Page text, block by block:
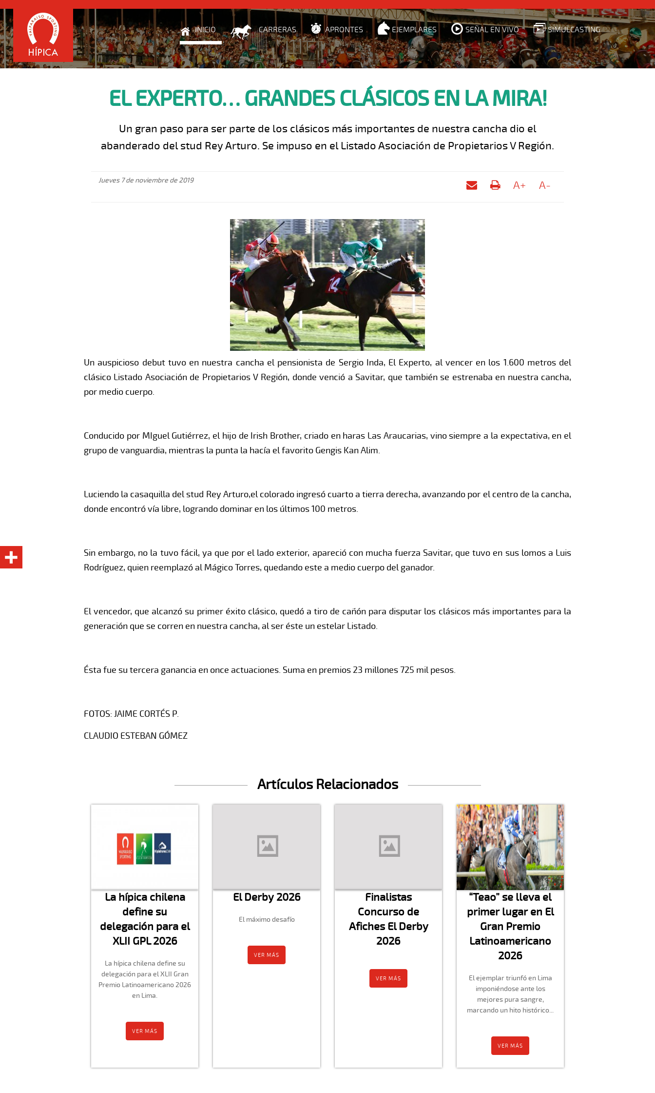
INICIO CARRERAS APRONTES EJEMPLARES SEÑAL EN VIVO SIMULCASTING
EL EXPERTO… GRANDES CLÁSICOS EN LA MIRA!
Un gran paso para ser parte de los clásicos más importantes de nuestra cancha dio el
abanderado del stud Rey Arturo. Se impuso en el Listado Asociación de Propietarios V Región.
Jueves 7 de noviembre de 2019 A+ A-
Un auspicioso debut tuvo en nuestra cancha el pensionista de Sergio Inda, El Experto, al vencer en los 1.600 metros del
clásico Listado Asociación de Propietarios V Región, donde venció a Savitar, que también se estrenaba en nuestra cancha,
por medio cuerpo.
Conducido por MIguel Gutiérrez, el hijo de Irish Brother, criado en haras Las Araucarias, vino siempre a la expectativa, en el
grupo de vanguardia, mientras la punta la hacía el favorito Gengis Kan Alim.
Luciendo la casaquilla del stud Rey Arturo,el colorado ingresó cuarto a tierra derecha, avanzando por el centro de la cancha,
donde encontró vía libre, logrando dominar en los últimos 100 metros.
Sin embargo, no la tuvo fácil, ya que por el lado exterior, apareció con mucha fuerza Savitar, que tuvo en sus lomos a Luis
Rodríguez, quien reemplazó al Mágico Torres, quedando este a medio cuerpo del ganador.
El vencedor, que alcanzó su primer éxito clásico, quedó a tiro de cañón para disputar los clásicos más importantes para la
generación que se corren en nuestra cancha, al ser éste un estelar Listado.
Ésta fue su tercera ganancia en once actuaciones. Suma en premios 23 millones 725 mil pesos.
FOTOS: JAIME CORTÉS P.
CLAUDIO ESTEBAN GÓMEZ
Artículos Relacionados
La hípica chilena
define su
delegación para el
XLII GPL 2026
La hípica chilena define su
delegación para el XLII Gran
Premio Latinoamericano 2026
en Lima.
VER MÁS
El Derby 2026
El máximo desafío
VER MÁS
Finalistas
Concurso de
Afiches El Derby
2026
VER MÁS
“Teao” se lleva el
primer lugar en El
Gran Premio
Latinoamericano
2026
El ejemplar triunfó en Lima
imponiéndose ante los
mejores pura sangre,
marcando un hito histórico...
VER MÁS